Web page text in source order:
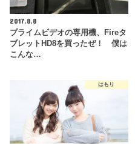
2017.8.8
プライムビデオの専用機、Fireタ
ブレットHD8を買ったぜ！ 僕は
こんな…
はもり